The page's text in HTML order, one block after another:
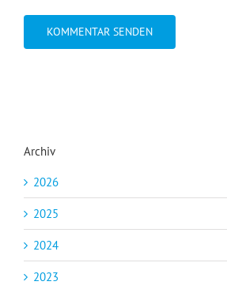
Archiv
2026
2025
2024
2023